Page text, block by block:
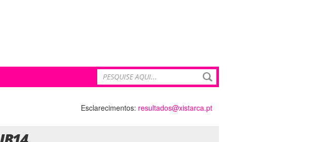
Esclarecimentos: resultados@xistarca.pt